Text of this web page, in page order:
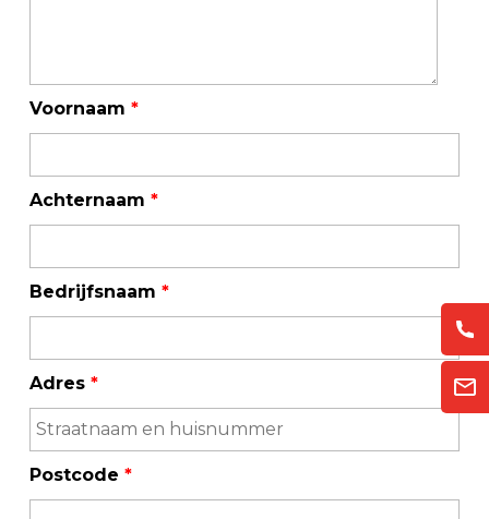
Voornaam *
Achternaam *
Bedrijfsnaam *
Adres *
Postcode *